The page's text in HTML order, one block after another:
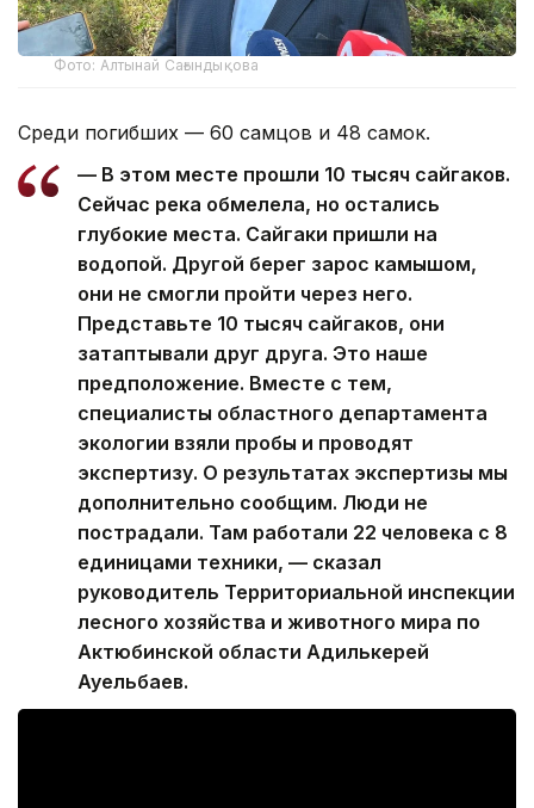
Фото: Алтынай Сағындықова
Среди погибших — 60 самцов и 48 самок.
— В этом месте прошли 10 тысяч сайгаков.
Сейчас река обмелела, но остались
глубокие места. Сайгаки пришли на
водопой. Другой берег зарос камышом,
они не смогли пройти через него.
Представьте 10 тысяч сайгаков, они
затаптывали друг друга. Это наше
предположение. Вместе с тем,
специалисты областного департамента
экологии взяли пробы и проводят
экспертизу. О результатах экспертизы мы
дополнительно сообщим. Люди не
пострадали. Там работали 22 человека с 8
единицами техники, — сказал
руководитель Территориальной инспекции
лесного хозяйства и животного мира по
Актюбинской области Адилькерей
Ауельбаев.